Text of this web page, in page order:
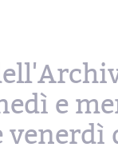
e